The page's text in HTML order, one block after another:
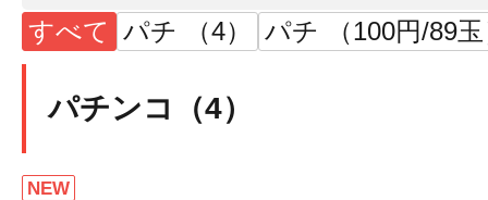
すべて パチ （4） パチ （100円/89
パチンコ（4）
NEW